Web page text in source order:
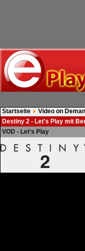
Startseite Video on
Destiny 2 - Let's Play mit
VOD - Let's Play